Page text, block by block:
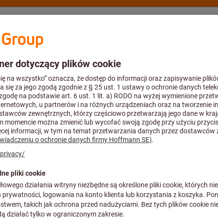
Tekstylne taśmy samoprzylepne
Tkaninowa
(mm×m): 48X50